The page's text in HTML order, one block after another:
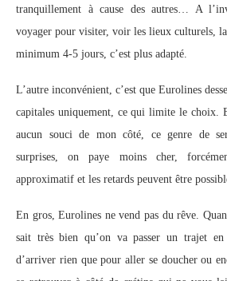
tranquillement à cause des autres… A
voyager pour visiter, voir les lieux culturels,
minimum 4-5 jours, c’est plus adapté.
L’autre inconvénient, c’est que Eurolines
capitales uniquement, ce qui limite le choix.
aucun souci de mon côté, ce genre de
surprises, on paye moins cher,
approximatif et les retards peuvent être
En gros, Eurolines ne vend pas du rêve.
sait très bien qu’on va passer un trajet
d’arriver rien que pour aller se doucher ou